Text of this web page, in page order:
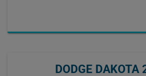
DODGE DAKOTA